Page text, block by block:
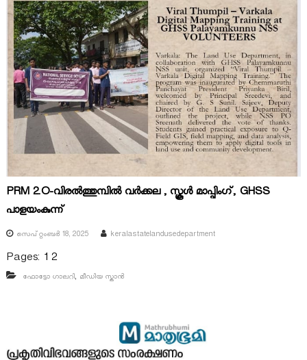
PRM 2.O-വിരൽത്തുമ്പിൽ വർക്കല , സ്കൂൾ മാപ്പിംഗ്, GHSS
പാളയംകുന്ന്
സെപ്റ്റംബർ 18, 2025 keralastatelandusedepartment
Pages: 1 2
ഫോട്ടോ ഗാലറി, മീഡിയ സ്കാൻ